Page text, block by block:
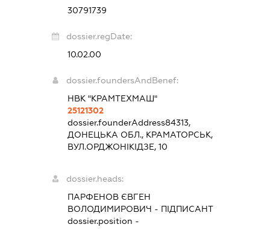
30791739
dossier.regDate:
10.02.00
dossier.foundersAndBenef:
НВК "КРАМТЕХМАШ"
25121302
dossier.founderAddress84313,
ДОНЕЦЬКА ОБЛ., КРАМАТОРСЬК,
ВУЛ.ОРДЖОНІКІДЗЕ, 10
dossier.heads:
ПАРФЕНОВ ЄВГЕН
ВОЛОДИМИРОВИЧ - ПІДПИСАНТ
dossier.position -